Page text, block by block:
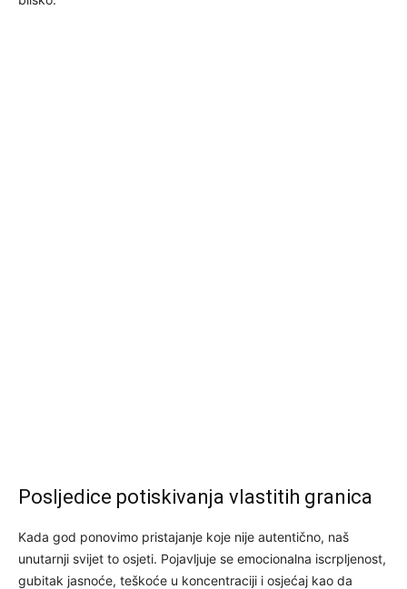
Posljedice potiskivanja vlastitih granica
Kada god ponovimo pristajanje koje nije autentično, naš
unutarnji svijet to osjeti. Pojavljuje se emocionalna iscrpljenost,
gubitak jasnoće, teškoće u koncentraciji i osjećaj kao da